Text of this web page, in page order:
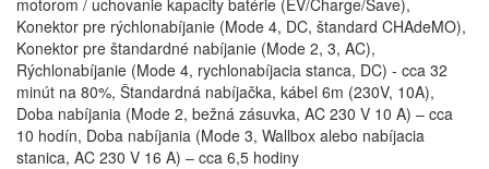
Konektor pre rýchlonabíjanie (Mode 4, DC, štandard CHAdeMO),
Konektor pre štandardné nabíjanie (Mode 2, 3, AC),
Rýchlonabíjanie (Mode 4, rychlonabíjacia stanca, DC) - cca 32
minút na 80%, Štandardná nabíjačka, kábel 6m (230V, 10A),
Doba nabíjania (Mode 2, bežná zásuvka, AC 230 V 10 A) – cca
10 hodín, Doba nabíjania (Mode 3, Wallbox alebo nabíjacia
stanica, AC 230 V 16 A) – cca 6,5 hodiny